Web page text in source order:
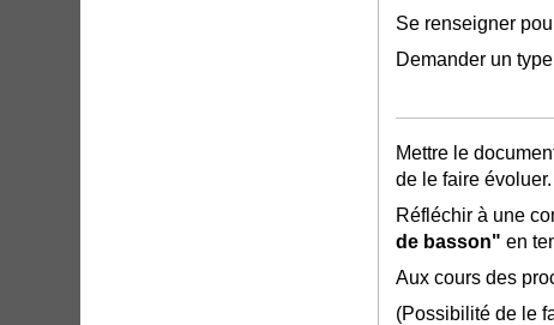
Se renseigner
Demander un
Mettre le
de le faire évoluer.
Réfléchir à une
de basson" en
Aux cours des
(Possibilité de le